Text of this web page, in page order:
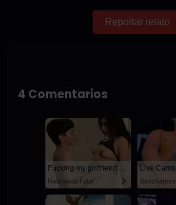
Reportar relato
4 Comentarios
Fucking my girlfriend's hot mommy by mistake
RedhandsTube Sexchatters